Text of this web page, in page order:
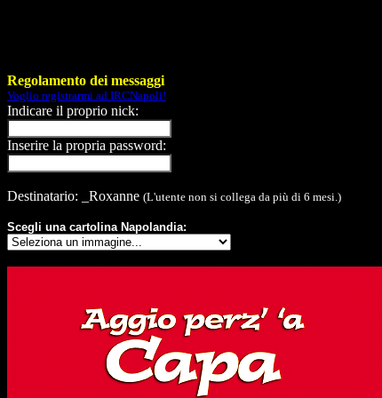
Regolamento dei messaggi
Voglio registrarmi ad IRCNapoli!
Indicare il proprio nick:
Inserire la propria password:
Destinatario: _Roxanne (L'utente non si collega da più di 6 mesi.)
Scegli una cartolina Napolandia: